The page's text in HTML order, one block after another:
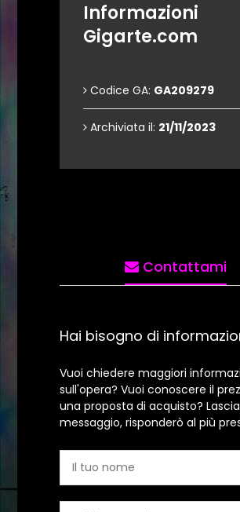
Informazioni
Gigarte.com
Codice GA: GA209279
Archiviata il: 21/11/2023
Contattami
Hai bisogno di
Vuoi chiedere maggiori
sull'opera? Vuoi conoscere il
una proposta di acquisto?
messaggio, risponderò al più